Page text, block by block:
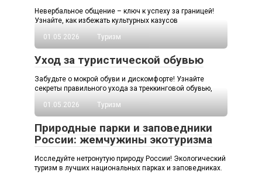
Невербальное общение – ключ к успеху за границей!
Узнайте, как избежать культурных казусов
01.05.2026
Туризм
Уход за туристической обувью
Забудьте о мокрой обуви и дискомфорте! Узнайте
секреты правильного ухода за треккинговой обувью,
01.05.2026
Туризм
Природные парки и заповедники
России: жемчужины экотуризма
Исследуйте нетронутую природу России! Экологический
туризм в лучших национальных парках и заповедниках.